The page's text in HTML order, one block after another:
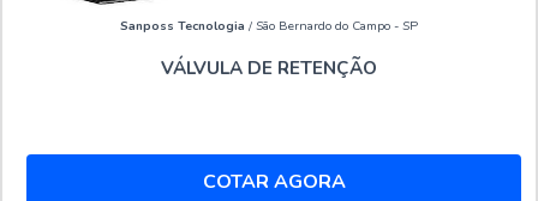
Sanposs Tecnologia / São Bernardo do Campo - SP
VÁLVULA DE RETENÇÃO
COTAR AGORA